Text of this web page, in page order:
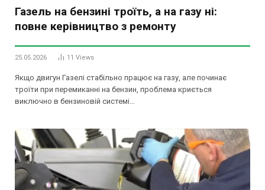
Газель на бензині троїть, а на газу ні:
повне керівництво з ремонту
25.05.2026 11 Views
Якщо двигун Газелі стабільно працює на газу, але починає
троїти при перемиканні на бензин, проблема криється
виключно в бензиновій системі…